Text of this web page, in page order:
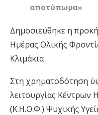
αποτύπωμα»
Δημοσιεύθηκε η
Ημέρας Ολικής
Κλιμάκια
Στη χρηματοδότηση
λειτουργίας Κέντρων
(Κ.Η.Ο.Φ.) Ψυχικής